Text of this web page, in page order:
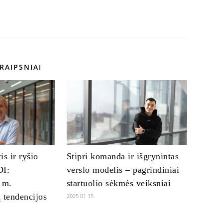
ir ryšio
Stipri komanda ir išgrynintas
verslo modelis – pagrindiniai
startuolio sėkmės veiksniai
2025 01 15